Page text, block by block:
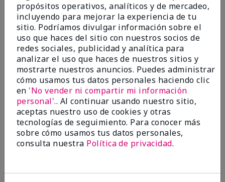
¿Le ha resultado útil esta
opinión?
22 1
Marcar esta opinión
5
Awesome
EnviadoHace 10 meses
porJudy
Comprador verificado
propósitos operativos, analíticos y de mercadeo,
incluyendo para mejorar la experiencia de tu
sitio. Podríamos divulgar información sobre el
uso que haces del sitio con nuestros socios de
redes sociales, publicidad y analítica para
analizar el uso que haces de nuestros sitios y
mostrarte nuestros anuncios. Puedes administrar
cómo usamos tus datos personales haciendo clic
en 'No vender ni compartir mi información
personal'.. Al continuar usando nuestro sitio,
aceptas nuestro uso de cookies y otras
tecnologías de seguimiento. Para conocer más
sobre cómo usamos tus datos personales,
consulta nuestra Política de privacidad.